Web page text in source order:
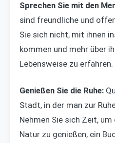
Sprechen Sie mit den
sind freundliche und
Sie sich nicht, mit ihnen
kommen und mehr über
Lebensweise zu erfahren.
Genießen Sie die Ruhe:
Stadt, in der man zur
Nehmen Sie sich Zeit,
Natur zu genießen, ein